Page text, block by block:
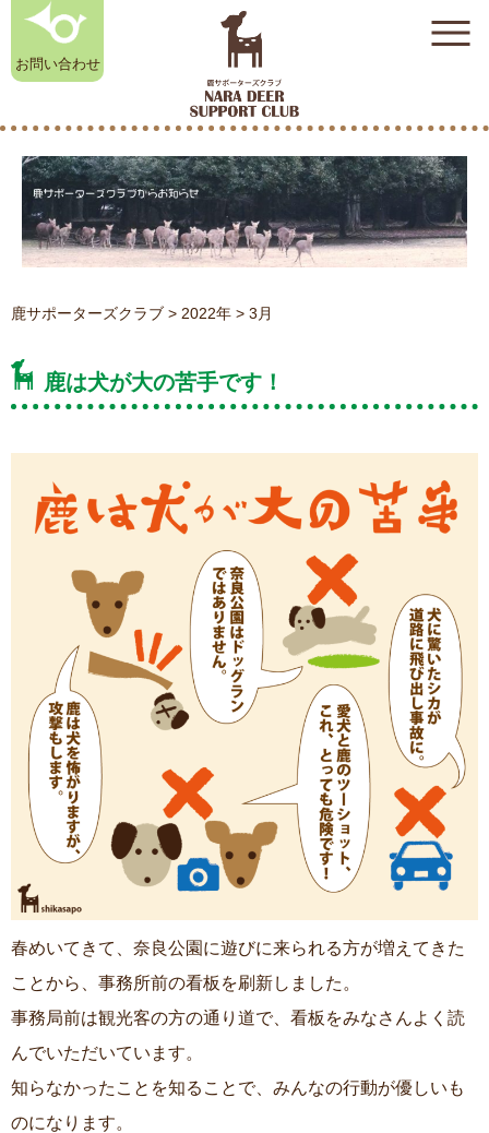
お問い合わせ
鹿サポーターズクラブ > 2022年 > 3月
鹿は犬が大の苦手です！
春めいてきて、奈良公園に遊びに来られる方が増えてきた
ことから、事務所前の看板を刷新しました。
事務局前は観光客の方の通り道で、看板をみなさんよく読
んでいただいています。
知らなかったことを知ることで、みんなの行動が優しいも
のになります。
初めての方はこちら
奈良鹿雑貨店
（オンラインストア）
奈良公園のシカ相談室
お知らせ
鹿サポーターズクラブについて
奈良公園のシカ相談室
ご利用案内
プライバシーポリシー
サイトマップ
お問い合わせ
初めての方はこちら
奈良鹿雑貨店
（オンラインストア）
奈良公園のシカ相談室
お知らせ
鹿サポーターズクラブについて
奈良公園のシカ相談室
ご利用案内
プライバシーポリシー
サイトマップ
お問い合わせ